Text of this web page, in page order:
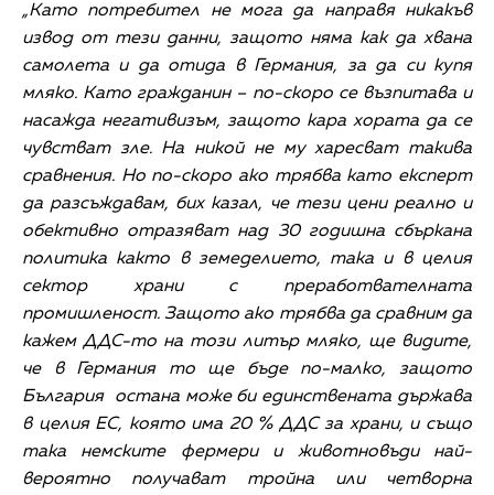
„Като потребител не мога да направя никакъв
извод от тези данни, защото няма как да хвана
самолета и да отида в Германия, за да си купя
мляко. Като гражданин – по-скоро се възпитава и
насажда негативизъм, защото кара хората да се
чувстват зле. На никой не му харесват такива
сравнения. Но по-скоро ако трябва като експерт
да разсъждавам, бих казал, че тези цени реално и
обективно отразяват над 30 годишна сбъркана
политика както в земеделието, така и в целия
сектор храни с преработвателната
промишленост. Защото ако трябва да сравним да
кажем ДДС-то на този литър мляко, ще видите,
че в Германия то ще бъде по-малко, защото
България остана може би единствената държава
в целия ЕС, която има 20 % ДДС за храни, и също
така немските фермери и животновъди най-
вероятно получават тройна или четворна